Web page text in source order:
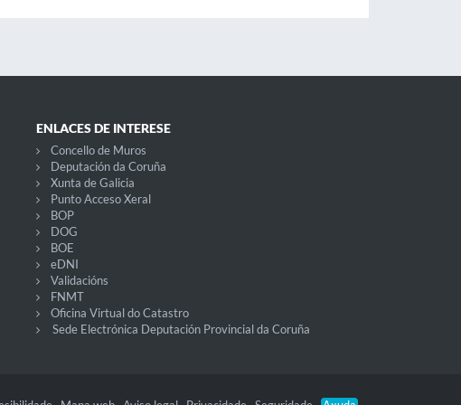
ENLACES DE INTERESE
Concello de Muros
Deputación da Coruña
Xunta de Galicia
Punto Acceso Xeral
BOP
DOG
BOE
eDNI
Validacións
FNMT
Oficina Virtual do Catastro
Sede Electrónica Deputación Provincial da Coruña